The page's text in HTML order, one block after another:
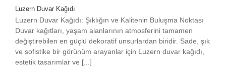
Luzern Duvar Kağıdı
Luzern Duvar Kağıdı: Şıklığın ve Kalitenin Buluşma Noktası
Duvar kağıtları, yaşam alanlarının atmosferini tamamen
değiştirebilen en güçlü dekoratif unsurlardan biridir. Sade, şık
ve sofistike bir görünüm arayanlar için Luzern duvar kağıdı,
estetik tasarımlar ve [...]